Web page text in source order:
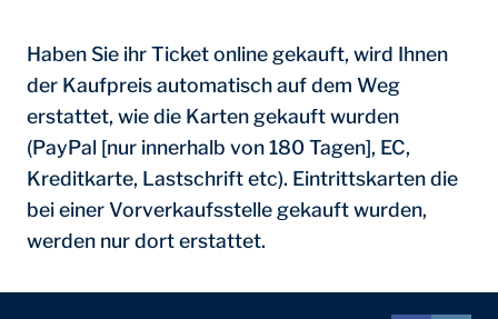
Haben Sie ihr Ticket online gekauft, wird Ihnen
der Kaufpreis automatisch auf dem Weg
erstattet, wie die Karten gekauft wurden
(PayPal [nur innerhalb von 180 Tagen], EC,
Kreditkarte, Lastschrift etc). Eintrittskarten die
bei einer Vorverkaufsstelle gekauft wurden,
werden nur dort erstattet.